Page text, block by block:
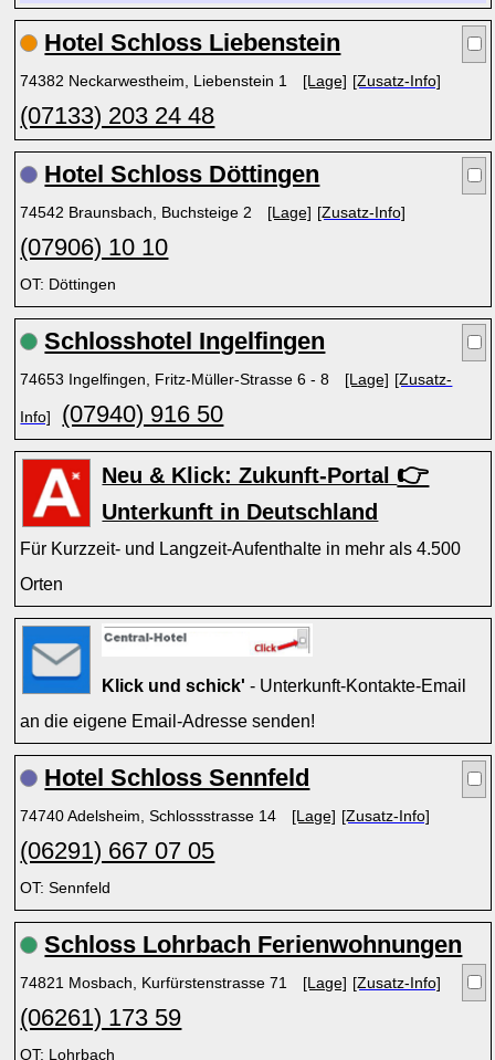
Hotel Schloss Liebenstein
74382 Neckarwestheim, Liebenstein 1 [Lage] [Zusatz-Info]
(07133) 203 24 48
Hotel Schloss Döttingen
74542 Braunsbach, Buchsteige 2 [Lage] [Zusatz-Info]
(07906) 10 10
OT: Döttingen
Schlosshotel Ingelfingen
74653 Ingelfingen, Fritz-Müller-Strasse 6 - 8 [Lage] [Zusatz-
Info] (07940) 916 50
Neu & Klick: Zukunft-Portal 👉
Unterkunft in Deutschland
Für Kurzzeit- und Langzeit-Aufenthalte in mehr als 4.500
Orten
Klick und schick' - Unterkunft-Kontakte-Email
an die eigene Email-Adresse senden!
Hotel Schloss Sennfeld
74740 Adelsheim, Schlossstrasse 14 [Lage] [Zusatz-Info]
(06291) 667 07 05
OT: Sennfeld
Schloss Lohrbach Ferienwohnungen
74821 Mosbach, Kurfürstenstrasse 71 [Lage] [Zusatz-Info]
(06261) 173 59
OT: Lohrbach